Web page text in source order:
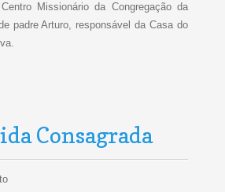
Missionário da Congregação da
padre Arturo, responsável da Casa do
Consagrada